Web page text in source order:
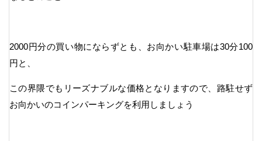
2000円分の買い物にならずとも、お向かい駐車場は30分100
円と、
この界隈でもリーズナブルな価格となりますので、路駐せず
お向かいのコインパーキングを利用しましょう